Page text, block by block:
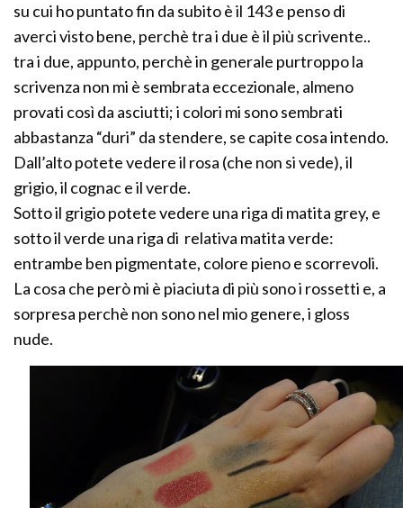
su cui ho puntato fin da subito è il 143 e penso di
averci visto bene, perchè tra i due è il più scrivente..
tra i due, appunto, perchè in generale purtroppo la
scrivenza non mi è sembrata eccezionale, almeno
provati così da asciutti; i colori mi sono sembrati
abbastanza “duri” da stendere, se capite cosa intendo.
Dall’alto potete vedere il rosa (che non si vede), il
grigio, il cognac e il verde.
Sotto il grigio potete vedere una riga di matita grey, e
sotto il verde una riga di relativa matita verde:
entrambe ben pigmentate, colore pieno e scorrevoli.
La cosa che però mi è piaciuta di più sono i rossetti e, a
sorpresa perchè non sono nel mio genere, i gloss
nude.